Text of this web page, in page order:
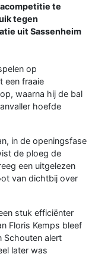
te
tegen
uit Sassenheim
op
een fraaie
waarna hij de bal
hoefde
in de openingsfase
de ploeg de
een uitgelezen
van dichtbij over
stuk efficiënter
Floris Kemps bleef
Schouten alert
later was